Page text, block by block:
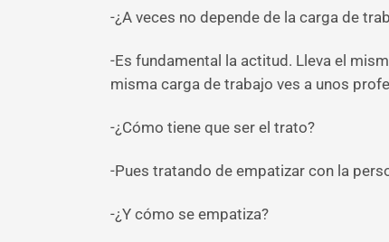
-¿A veces no depende de la carga de
-Es fundamental la actitud. Lleva el
misma carga de trabajo ves a unos
-¿Cómo tiene que ser el trato?
-Pues tratando de empatizar con la
-¿Y cómo se empatiza?